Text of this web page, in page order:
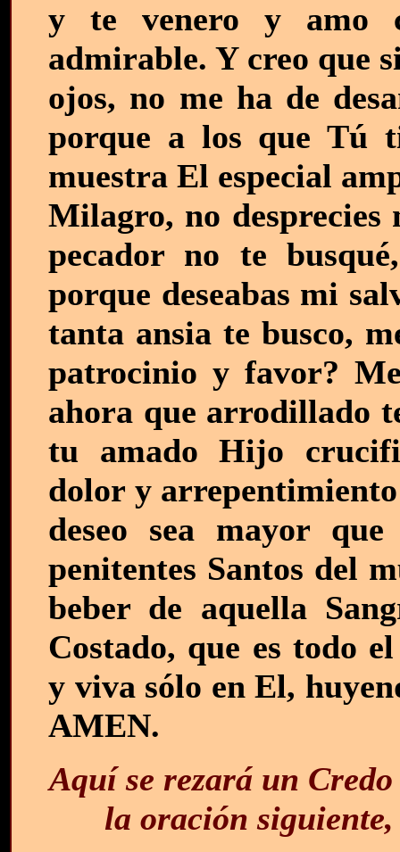
y te venero y amo
admirable. Y creo que
ojos, no me ha de
porque a los que Tú
muestra El especial
Milagro, no desprecies
pecador no te
porque deseabas mi
tanta ansia te busco,
patrocinio y favor?
ahora que arrodillado
tu amado Hijo
dolor y arrepentimiento
deseo sea mayor
penitentes Santos del
beber de aquella
Costado, que es todo
y viva sólo en El,
AMEN.
Aquí se rezará un
la oración siguiente,